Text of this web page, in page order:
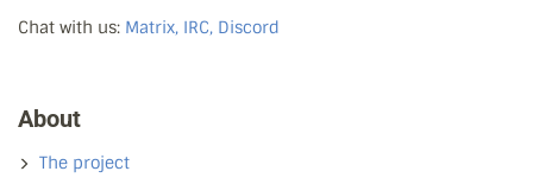
Chat with us: Matrix, IRC, Discord
About
The project